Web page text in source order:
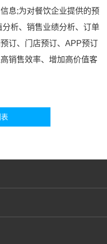
;为对餐饮企业提供的预
析、销售业绩分析、订单
订、门店预订、APP预订
销售效率、增加高价值客